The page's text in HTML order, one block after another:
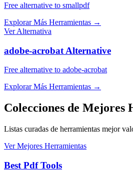
Free alternative to smallpdf
Explorar Más Herramientas →
Ver Alternativa
adobe-acrobat Alternative
Free alternative to adobe-acrobat
Explorar Más Herramientas →
Colecciones de Mejores
Listas curadas de herramientas mejor
Ver Mejores Herramientas
Best Pdf Tools